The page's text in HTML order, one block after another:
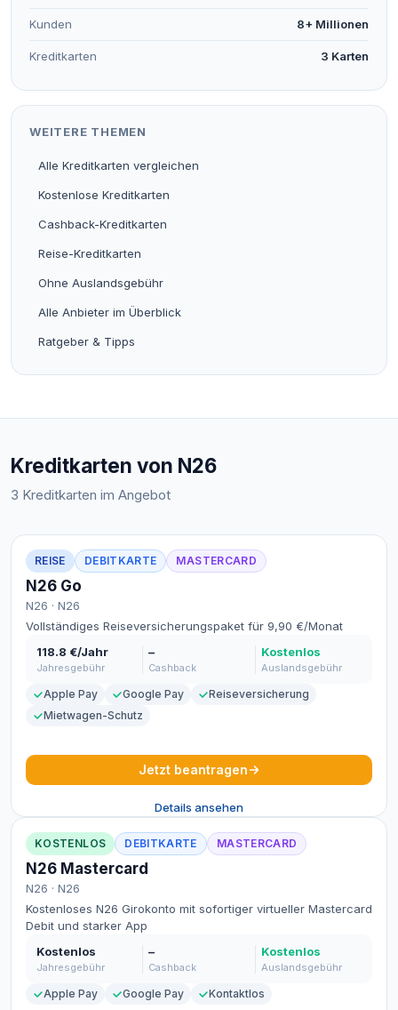
Kunden 8+ Millionen
Kreditkarten 3 Karten
WEITERE THEMEN
Alle Kreditkarten vergleichen
Kostenlose Kreditkarten
Cashback-Kreditkarten
Reise-Kreditkarten
Ohne Auslandsgebühr
Alle Anbieter im Überblick
Ratgeber & Tipps
Kreditkarten von N26
3 Kreditkarten im Angebot
REISE DEBITKARTE MASTERCARD
N26 Go
N26 · N26
Vollständiges Reiseversicherungspaket für 9,90 €/Monat
118.8 €/Jahr
Jahresgebühr
–
Cashback
Kostenlos
Auslandsgebühr
Apple Pay Google Pay
Reiseversicherung
Mietwagen-Schutz
Jetzt beantragen
Details ansehen
KOSTENLOS DEBITKARTE MASTERCARD
N26 Mastercard
N26 · N26
Kostenloses N26 Girokonto mit sofortiger virtueller Mastercard
Debit und starker App
Kostenlos
Jahresgebühr
–
Cashback
Kostenlos
Auslandsgebühr
Apple Pay Google Pay Kontaktlos